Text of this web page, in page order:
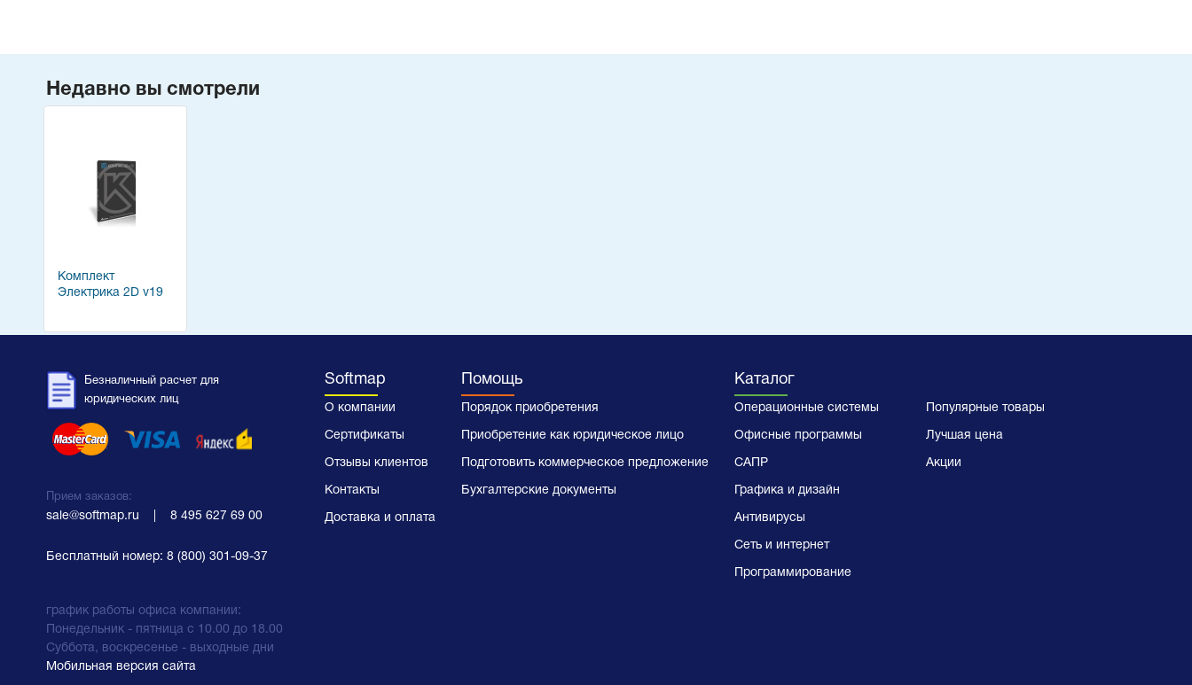
Недавно вы смотрели
Комплект
Электрика 2D v19
Безналичный расчет для
юридических лиц
Прием заказов:
sale@softmap.ru 8 495 627 69 00
Бесплатный номер: 8 (800) 301-09-37
график работы офиса компании:
Понедельник - пятница с 10.00 до 18.00
Суббота, воскресенье - выходные дни
Softmap
О компании
Сертификаты
Отзывы клиентов
Контакты
Доставка и оплата
Помощь
Порядок приобретения
Приобретение как юридическое лицо
Подготовить коммерческое предложение
Бухгалтерские документы
Каталог
Операционные системы
Офисные программы
САПР
Графика и дизайн
Антивирусы
Сеть и интернет
Программирование
Популярные товары
Лучшая цена
Акции
Мобильная версия сайта